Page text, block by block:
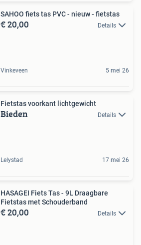
SAHOO fiets tas PVC - nieuw - fietstas
€ 20,00 Details
Vinkeveen 5 mei 26
Fietstas voorkant lichtgewicht
Bieden Details
Lelystad 17 mei 26
HASAGEI Fiets Tas - 9L Draagbare
Fietstas met Schouderband
€ 20,00 Details